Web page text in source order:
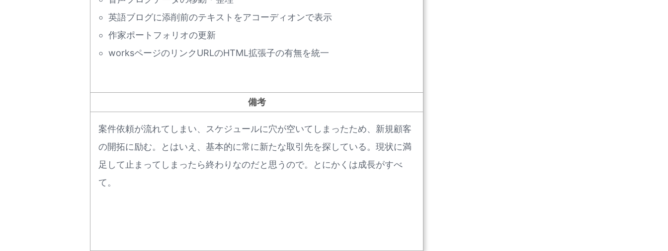
英語ブログに添削前のテキストをアコーディオンで表示
作家ポートフォリオの更新
worksページのリンクURLのHTML拡張子の有無を統一
備考
案件依頼が流れてしまい、スケジュールに穴が空いてしまったため、新規顧客
の開拓に励む。とはいえ、基本的に常に新たな取引先を探している。現状に満
足して止まってしまったら終わりなのだと思うので。とにかくは成長がすべ
て。